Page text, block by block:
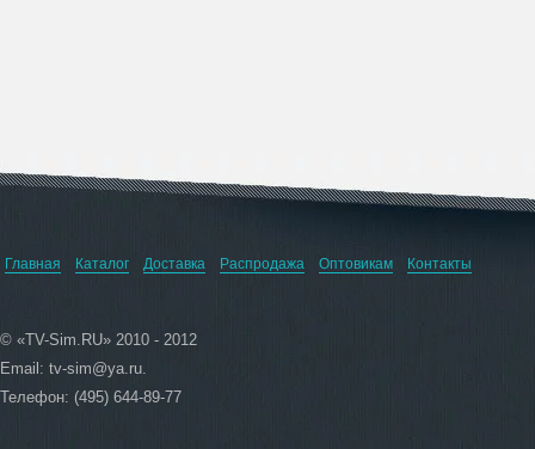
Главная Каталог Доставка Распродажа Оптовикам Контакты
© «TV-Sim.RU» 2010 - 2012
Email: tv-sim@ya.ru.
Телефон: (495) 644-89-77